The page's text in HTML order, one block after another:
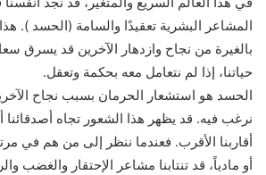
المشاعر البشرية تعقيدًا والسامة (الحسد ).
بالغيرة من نجاح وازدهار الآخرين قد يسرق
حياتنا، إذا لم نتعامل معه بحكمة وتعقل.
الحسد هو استشعار الحرمان بسبب نجاح
نرغب فيه. قد يظهر هذا الشعور تجاه أصدقائنا
أقاربنا الأقرب. فعندما ننظر إلى من هم في
أو مادياً، قد تنتابنا مشاعر الإحتقار والغضب